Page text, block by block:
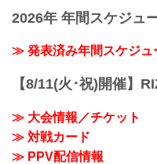
2026年 年間スケジュ
≫ 発表済み年間スケジュ
【8/11(火･祝)開催】
≫ 大会情報／チケット
≫ 対戦カード
≫ PPV配信情報